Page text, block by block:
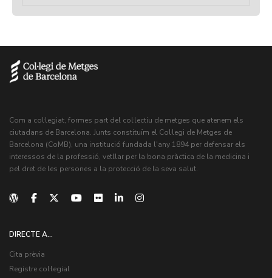
Com a col·legiat, formes part del col·lectiu de metges que atenem els
ciutadans de Barcelona. Junts constituïm el Col·legi de Metges de
Barcelona (CoMB), una institució fundada l'any 1894 per defensar els
interessos de la professió, vetllar per la bona pràctica de la medicina i
pel dret de les persones a la protecció de la seva salut.
DIRECTE A...
Cita prèvia
Registre col·legial